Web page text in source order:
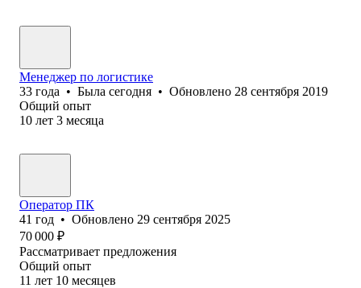
Менеджер по логистике
33 года • Была сегодня • Обновлено 28 сентября 2019
Общий опыт
10 лет 3 месяца
Оператор ПК
41 год • Обновлено 29 сентября 2025
70 000 ₽
Рассматривает предложения
Общий опыт
11 лет 10 месяцев